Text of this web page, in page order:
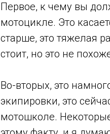
Первое, к чему вы
мотоцикле. Это
старше, это тяжелая
стоит, но это не
Во-вторых, это
экипировки, это
мотошколе.